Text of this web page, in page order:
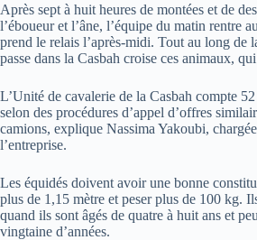
Après sept à huit heures de montées et de
l’éboueur et l’âne, l’équipe du matin rentre
prend le relais l’après-midi. Tout au long de
passe dans la Casbah croise ces animaux,
L’Unité de cavalerie de la Casbah compte
selon des procédures d’appel d’offres
camions, explique Nassima Yakoubi,
l’entreprise.
Les équidés doivent avoir une bonne
plus de 1,15 mètre et peser plus de 100 kg.
quand ils sont âgés de quatre à huit ans et
vingtaine d’années.